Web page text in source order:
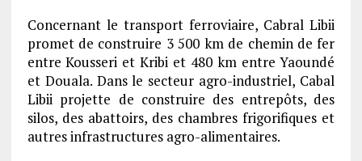
Concernant le transport ferroviaire, Cabral Libii
promet de construire 3 500 km de chemin de fer
entre Kousseri et Kribi et 480 km entre Yaoundé
et Douala. Dans le secteur agro-industriel, Cabal
Libii projette de construire des entrepôts, des
silos, des abattoirs, des chambres frigorifiques et
autres infrastructures agro-alimentaires.